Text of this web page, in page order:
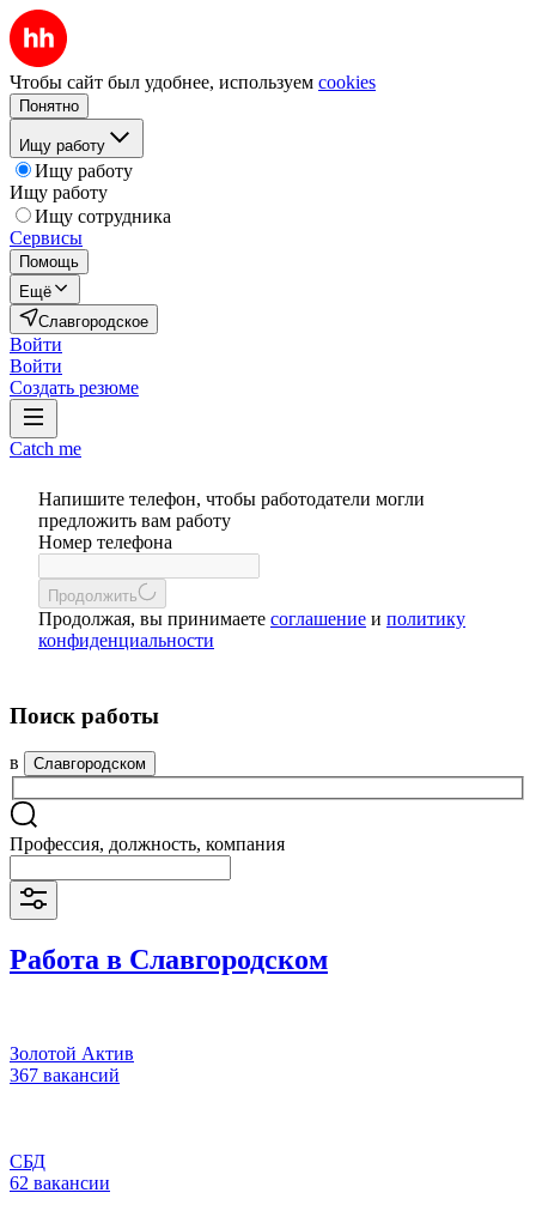
Чтобы сайт был удобнее, используем cookies
Понятно
Ищу работу
Ищу работу
Ищу работу
Ищу сотрудника
Сервисы
Помощь
Ещё
Славгородское
Войти
Войти
Создать резюме
Catch me
Напишите телефон, чтобы работодатели могли
предложить вам работу
Номер телефона
Продолжить
Продолжая, вы принимаете соглашение и политику
конфиденциальности
Поиск работы
в Славгородском
Профессия, должность, компания
Работа в Славгородском
Золотой Актив
367 вакансий
СБД
62 вакансии